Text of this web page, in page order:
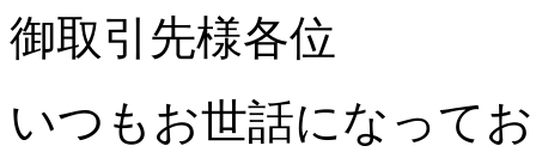
御取引先様各位
いつもお世話になって